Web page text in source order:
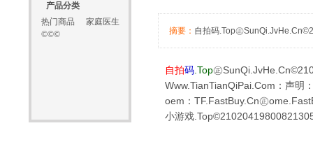
产品分类
热门商品
家庭医生
©©©
摘要： 自拍码.Top㊣
自拍码 .Top㊣SunQi.JvHe.Cn
Www.TianTianQiPai.Com ：声明
oem： TF.FastBuy.Cn㊣
小游戏.Top